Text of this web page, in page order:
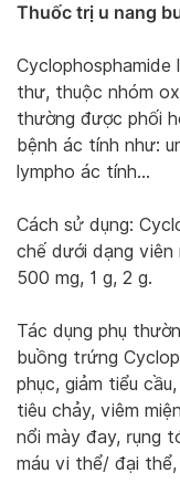
Thuốc trị u nang
thư, thuộc nhóm
thường được phối
bệnh ác tính như:
lympho ác tính…
Cách sử dụng:
chế dưới dạng
500 mg, 1 g, 2 g.
Tác dụng phụ
buồng trứng
phục, giảm tiểu
tiêu chảy, viêm
nổi mày đay, rụng
máu vi thể/ đại